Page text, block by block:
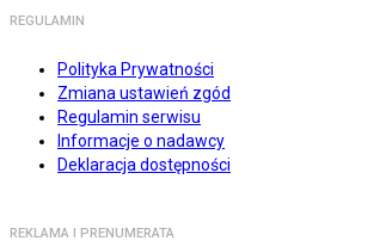
REGULAMIN
Polityka Prywatności
Zmiana ustawień zgód
Regulamin serwisu
Informacje o nadawcy
Deklaracja dostępności
REKLAMA I PRENUMERATA